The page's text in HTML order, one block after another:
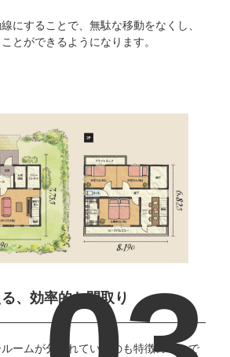
にすることで、無駄な移動をなくし、
とができるようになります。
、効率的な間取り
ームが分かれているのも特徴の一つで